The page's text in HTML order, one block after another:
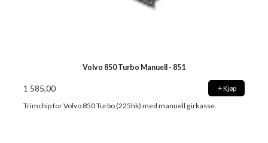
Volvo 850 Turbo Manuell - 851
1 585,00 Kjøp
Trimchip for Volvo 850 Turbo (225hk) med manuell girkasse.